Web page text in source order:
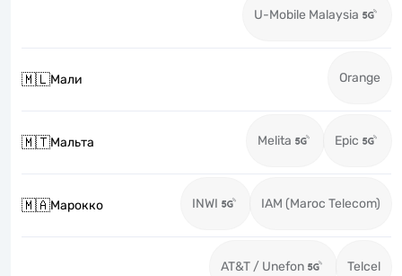
U-Mobile Malaysia
🇲🇱Мали Orange
🇲🇹Мальта Melita Epic
🇲🇦Марокко INWI IAM (Maroc Telecom)
AT&T / Unefon Telcel